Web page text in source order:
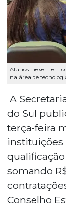
Alunos mexem em
na área de
A
do Sul
terça-feira
instituições
somando
Conselho